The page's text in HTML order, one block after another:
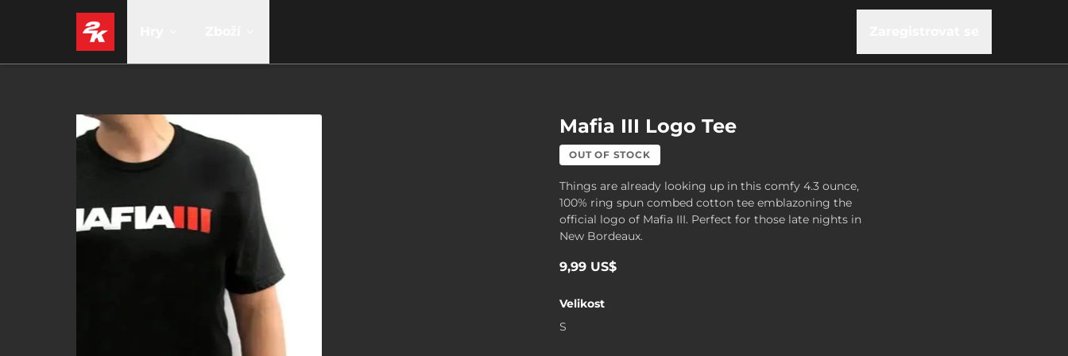
Mafia III Logo Tee
OUT OF STOCK
Things are already looking up in this comfy 4.3 ounce,
100% ring spun combed cotton tee emblazoning the
official logo of Mafia III. Perfect for those late nights in
New Bordeaux.
9,99 US$
Velikost
S